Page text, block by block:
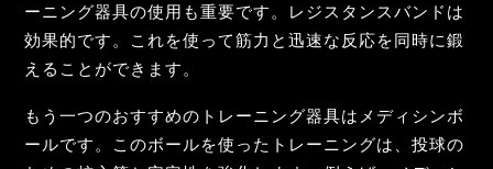
ーニング器具の使用も重要です。レジスタンスバンドは
効果的です。これを使って筋力と迅速な反応を同時に鍛
えることができます。
もう一つのおすすめのトレーニング器具はメディシンボ
ールです。このボールを使ったトレーニングは、投球の